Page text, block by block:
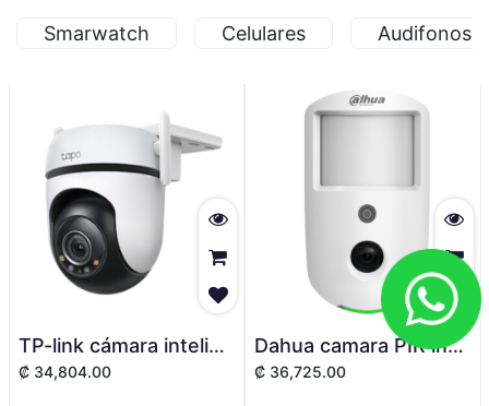
Smarwatch Celulares Audifonos
TP-link cámara inteligente wifi de vigilancia 360° - Tapo C520WS
₡ 34,804.00
Dahua camara PIR inalambrica - DHI-ARD1731-W2- 1.0.01.19.10665-0001
₡ 36,725.00